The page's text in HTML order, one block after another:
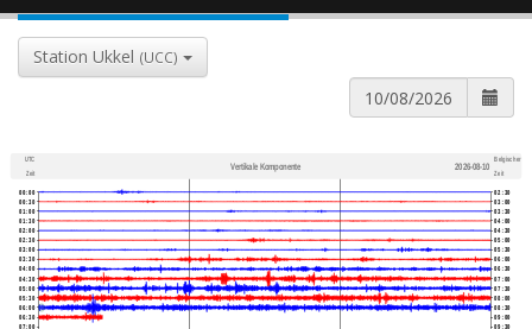
Station Ukkel (UCC)
UTC
Zeit
Vertikale Komponente 2026-08-10
Belgischer
Zeit
00:00
00:30
01:00
01:30
02:00
02:30
03:00
03:30
04:00
04:30
05:00
05:30
06:00
06:30
07:00
02:30
03:00
03:30
04:00
04:30
05:00
05:30
06:00
06:30
07:00
07:30
08:00
08:30
09:00
09:30